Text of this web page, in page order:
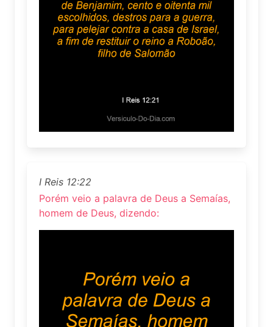
I Reis 12:22
Porém veio a palavra de Deus a Semaías,
homem de Deus, dizendo: